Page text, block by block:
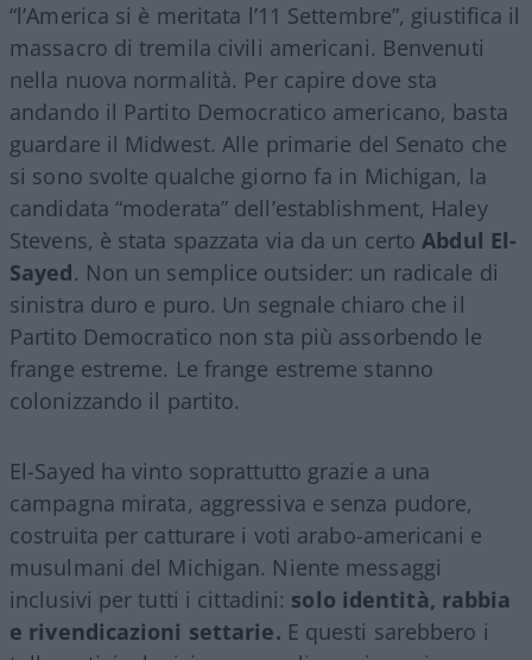
“l’America si è meritata l’11 Settembre”, giustifica il
massacro di tremila civili americani. Benvenuti
nella nuova normalità. Per capire dove sta
andando il Partito Democratico americano, basta
guardare il Midwest. Alle primarie del Senato che
si sono svolte qualche giorno fa in Michigan, la
candidata “moderata” dell’establishment, Haley
Stevens, è stata spazzata via da un certoAbdul El-
Sayed. Non un semplice outsider: un radicale di
sinistra duro e puro. Un segnale chiaro che il
Partito Democratico non sta più assorbendo le
frange estreme. Le frange estreme stanno
colonizzando il partito.
El-Sayed ha vinto soprattutto grazie a una
campagna mirata, aggressiva e senza pudore,
costruita per catturare i voti arabo-americani e
musulmani del Michigan. Niente messaggi
inclusivi per tutti i cittadini: solo identità, rabbia
e rivendicazioni settarie. E questi sarebbero i